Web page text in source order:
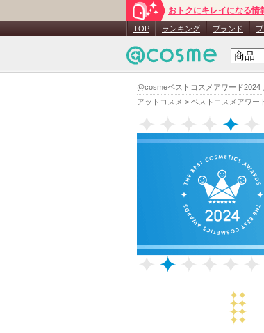
@cosmeベストコスメアワード
アットコスメ > ベストコスメアワー
おトクにキレイになる情
TOP ランキング ブランド